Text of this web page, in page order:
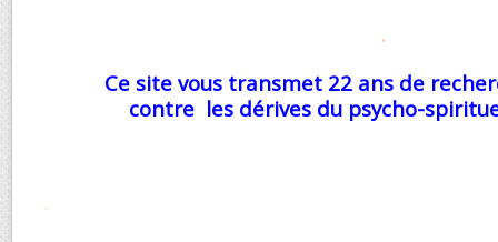
.
Ce site vous transmet 22 ans de
contre les dérives du psycho-
.